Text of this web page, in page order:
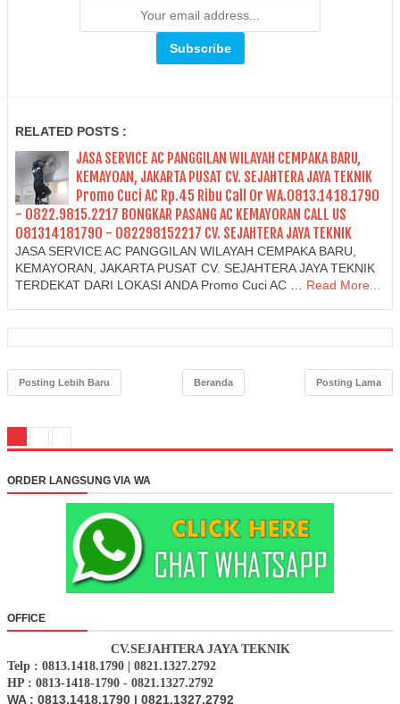
RELATED POSTS :
JASA SERVICE AC PANGGILAN WILAYAH CEMPAKA BARU,
KEMAYOAN, JAKARTA PUSAT CV. SEJAHTERA JAYA TEKNIK
Promo Cuci AC Rp.45 Ribu Call Or WA.0813.1418.1790
- 0822.9815.2217 BONGKAR PASANG AC KEMAYORAN CALL US
081314181790 - 082298152217 CV. SEJAHTERA JAYA TEKNIK
JASA SERVICE AC PANGGILAN WILAYAH CEMPAKA BARU,
KEMAYORAN, JAKARTA PUSAT CV. SEJAHTERA JAYA TEKNIK
TERDEKAT DARI LOKASI ANDA Promo Cuci AC …
Read More...
Posting Lebih Baru Posting Lama
Beranda
ORDER LANGSUNG VIA WA
OFFICE
CV.SEJAHTERA JAYA TEKNIK
Telp : 0813.1418.1790 | 0821.1327.2792
HP : 0813-1418-1790 - 0821.1327.2792
WA : 0813.1418.1790 | 0821.1327.2792